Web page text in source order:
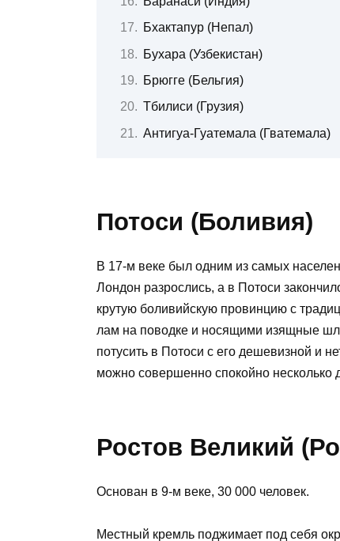
Бхактапур (Непал)
Бухара (Узбекистан)
Брюгге (Бельгия)
Тбилиси (Грузия)
Антигуа-Гуатемала (Гватемала)
Потоси (Боливия)
В 17-м веке был одним из самых
Лондон разрослись, а в Потоси
крутую боливийскую провинцию с
лам на поводке и носящими изящные
потусить в Потоси с его дешевизной и
можно совершенно спокойно несколько
Ростов Великий
Основан в 9-м веке, 30 000 человек.
Местный кремль поджимает под себя